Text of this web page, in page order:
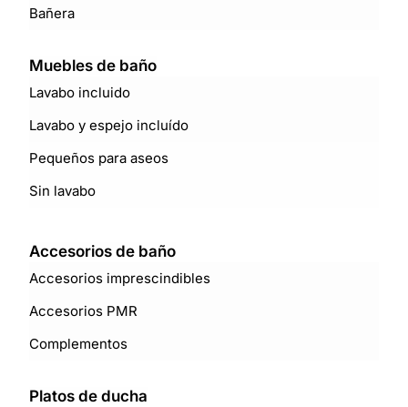
Bañera
Muebles de baño
Lavabo incluido
Lavabo y espejo incluído
Pequeños para aseos
Sin lavabo
Accesorios de baño
Accesorios imprescindibles
Accesorios PMR
Complementos
Platos de ducha